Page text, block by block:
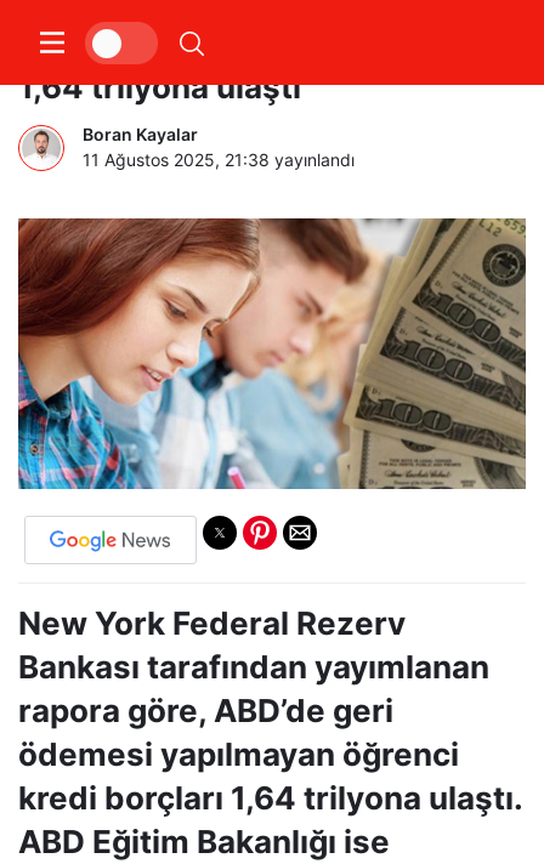
ABD’de öğrenci kredi borçları
1,64 trilyona ulaştı
Boran Kayalar
11 Ağustos 2025, 21:38 yayınlandı
New York Federal Rezerv
Bankası tarafından yayımlanan
rapora göre, ABD’de geri
ödemesi yapılmayan öğrenci
kredi borçları 1,64 trilyona ulaştı.
ABD Eğitim Bakanlığı ise